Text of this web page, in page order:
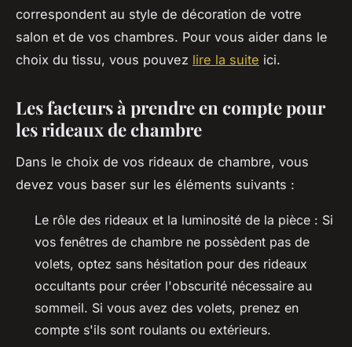
correspondent au style de décoration de votre
salon et de vos chambres. Pour vous aider dans le
choix du tissu, vous pouvez lire la suite ici.
Les facteurs à prendre en compte pour
les rideaux de chambre
Dans le choix de vos rideaux de chambre, vous
devez vous baser sur les éléments suivants :
Le rôle des rideaux et la luminosité de la pièce : Si
vos fenêtres de chambre ne possèdent pas de
volets, optez sans hésitation pour des rideaux
occultants pour créer l'obscurité nécessaire au
sommeil. Si vous avez des volets, prenez en
compte s'ils sont roulants ou extérieurs.